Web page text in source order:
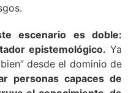
escenario es doble:
epistemológico. Ya
desde el dominio de
personas capaces de